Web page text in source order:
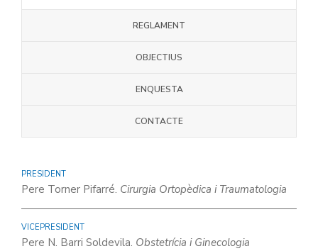
REGLAMENT
OBJECTIUS
ENQUESTA
CONTACTE
PRESIDENT
Pere Torner Pifarré. Cirurgia Ortopèdica i Traumatologia
VICEPRESIDENT
Pere N. Barri Soldevila. Obstetrícia i Ginecologia